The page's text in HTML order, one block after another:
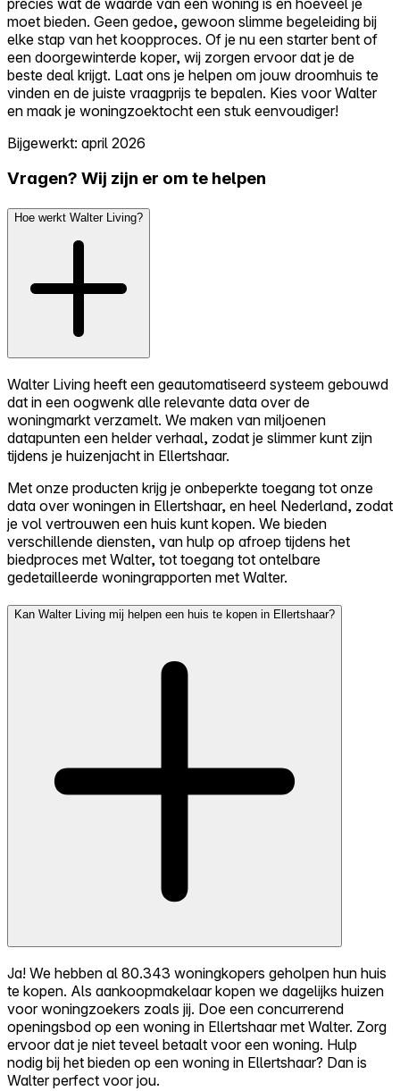
moet bieden. Geen gedoe, gewoon slimme begeleiding bij
elke stap van het koopproces. Of je nu een starter bent of
een doorgewinterde koper, wij zorgen ervoor dat je de
beste deal krijgt. Laat ons je helpen om jouw droomhuis te
vinden en de juiste vraagprijs te bepalen. Kies voor Walter
en maak je woningzoektocht een stuk eenvoudiger!
Bijgewerkt: april 2026
Vragen? Wij zijn er om te helpen
Hoe werkt Walter Living?
Walter Living heeft een geautomatiseerd systeem gebouwd
dat in een oogwenk alle relevante data over de
woningmarkt verzamelt. We maken van miljoenen
datapunten een helder verhaal, zodat je slimmer kunt zijn
tijdens je huizenjacht in Ellertshaar.
Met onze producten krijg je onbeperkte toegang tot onze
data over woningen in Ellertshaar, en heel Nederland, zodat
je vol vertrouwen een huis kunt kopen. We bieden
verschillende diensten, van hulp op afroep tijdens het
biedproces met Walter, tot toegang tot ontelbare
gedetailleerde woningrapporten met Walter.
Kan Walter Living mij helpen een huis te kopen in Ellertshaar?
Ja! We hebben al 80.343 woningkopers geholpen hun huis
te kopen. Als aankoopmakelaar kopen we dagelijks huizen
voor woningzoekers zoals jij. Doe een concurrerend
openingsbod op een woning in Ellertshaar met Walter. Zorg
ervoor dat je niet teveel betaalt voor een woning. Hulp
nodig bij het bieden op een woning in Ellertshaar? Dan is
Walter perfect voor jou.